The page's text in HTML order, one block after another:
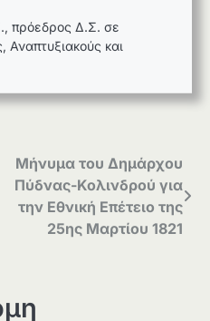
πρόεδρος Δ.Σ. σε
Αναπτυξιακούς και
Μήνυμα του Δημάρχου
Πύδνας-Κολινδρού για
την Εθνική Επέτειο της
25ης Μαρτίου 1821